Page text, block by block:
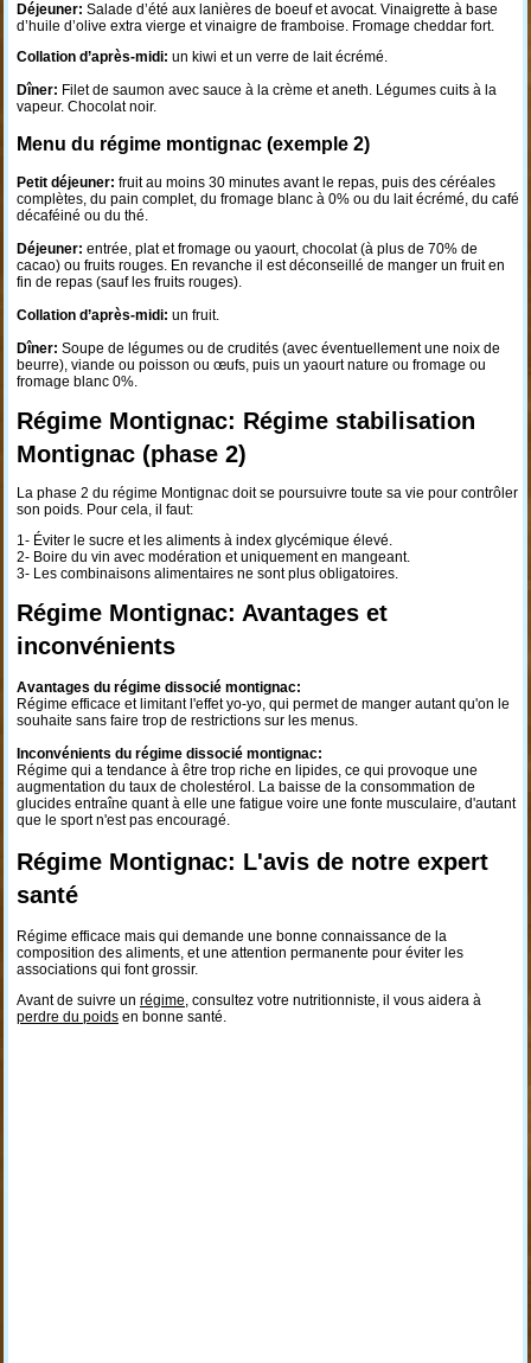
Déjeuner: Salade d’été aux lanières de boeuf et avocat. Vinaigrette à base
d’huile d’olive extra vierge et vinaigre de framboise. Fromage cheddar fort.
Collation d’après-midi: un kiwi et un verre de lait écrémé.
Dîner: Filet de saumon avec sauce à la crème et aneth. Légumes cuits à la
vapeur. Chocolat noir.
Menu du régime montignac (exemple 2)
Petit déjeuner: fruit au moins 30 minutes avant le repas, puis des céréales
complètes, du pain complet, du fromage blanc à 0% ou du lait écrémé, du café
décaféiné ou du thé.
Déjeuner: entrée, plat et fromage ou yaourt, chocolat (à plus de 70% de
cacao) ou fruits rouges. En revanche il est déconseillé de manger un fruit en
fin de repas (sauf les fruits rouges).
Collation d’après-midi: un fruit.
Dîner: Soupe de légumes ou de crudités (avec éventuellement une noix de
beurre), viande ou poisson ou œufs, puis un yaourt nature ou fromage ou
fromage blanc 0%.
Régime Montignac: Régime stabilisation
Montignac (phase 2)
La phase 2 du régime Montignac doit se poursuivre toute sa vie pour contrôler
son poids. Pour cela, il faut:
1- Éviter le sucre et les aliments à index glycémique élevé.
2- Boire du vin avec modération et uniquement en mangeant.
3- Les combinaisons alimentaires ne sont plus obligatoires.
Régime Montignac: Avantages et
inconvénients
Avantages du régime dissocié montignac:
Régime efficace et limitant l'effet yo-yo, qui permet de manger autant qu'on le
souhaite sans faire trop de restrictions sur les menus.
Inconvénients du régime dissocié montignac:
Régime qui a tendance à être trop riche en lipides, ce qui provoque une
augmentation du taux de cholestérol. La baisse de la consommation de
glucides entraîne quant à elle une fatigue voire une fonte musculaire, d'autant
que le sport n'est pas encouragé.
Régime Montignac: L'avis de notre expert
santé
Régime efficace mais qui demande une bonne connaissance de la
composition des aliments, et une attention permanente pour éviter les
associations qui font grossir.
Avant de suivre un régime, consultez votre nutritionniste, il vous aidera à
perdre du poidsen bonne santé.